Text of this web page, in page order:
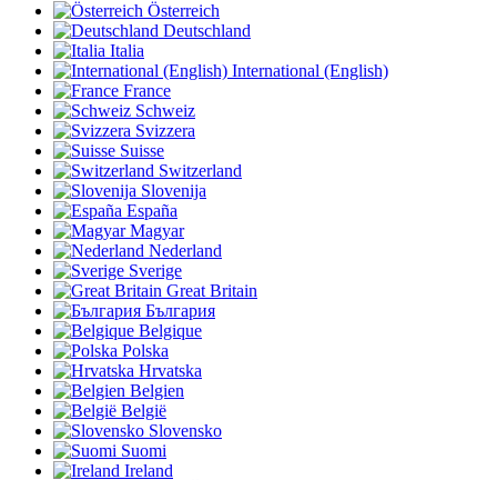
Österreich
Deutschland
Italia
International (English)
France
Schweiz
Svizzera
Suisse
Switzerland
Slovenija
España
Magyar
Nederland
Sverige
Great Britain
България
Belgique
Polska
Hrvatska
Belgien
België
Slovensko
Suomi
Ireland